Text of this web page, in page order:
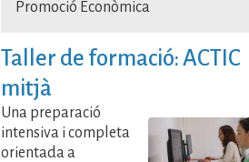
Promoció Econòmica
Taller de formació: ACTIC
mitjà
Una preparació
intensiva i completa
orientada a